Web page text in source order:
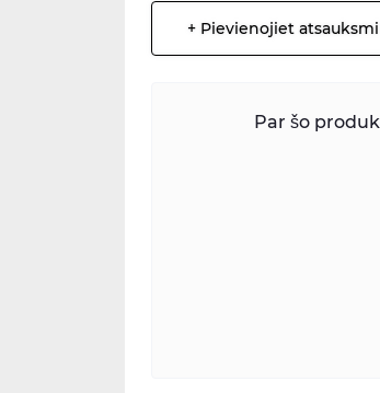
+ Pievienojiet atsauksmi
Par šo